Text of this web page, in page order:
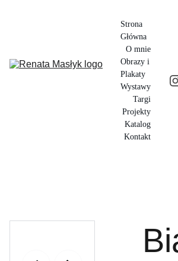
Strona
Główna
O mnie
Obrazy i
Plakaty
Wystawy
Targi
Projekty
Katalog
Kontakt